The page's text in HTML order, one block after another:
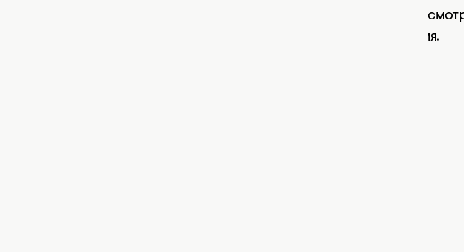
гейнер — отличный вариант для людей, у которых,
тренировки, не сложился нормальный режим питания.